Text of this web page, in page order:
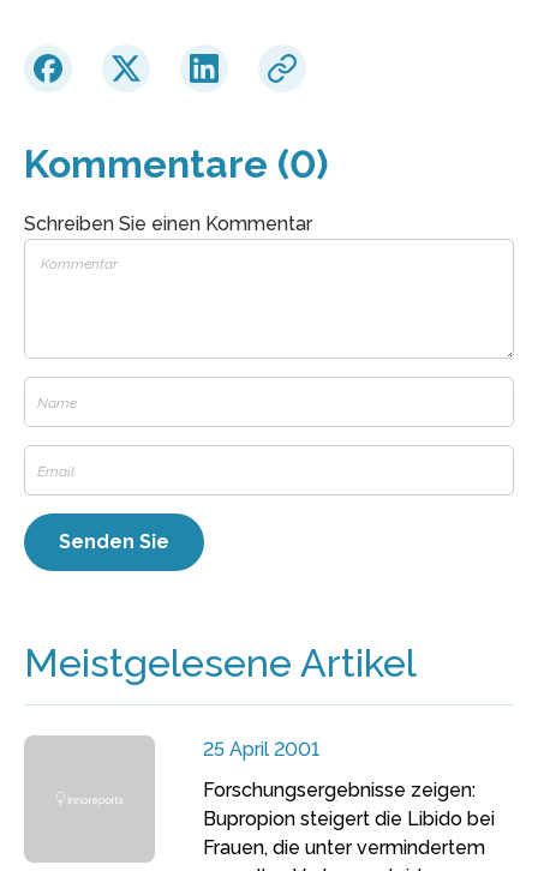
Kommentare (0)
Schreiben Sie einen Kommentar
Meistgelesene Artikel
25 April 2001
Forschungsergebnisse zeigen:
Bupropion steigert die Libido bei
Frauen, die unter vermindertem